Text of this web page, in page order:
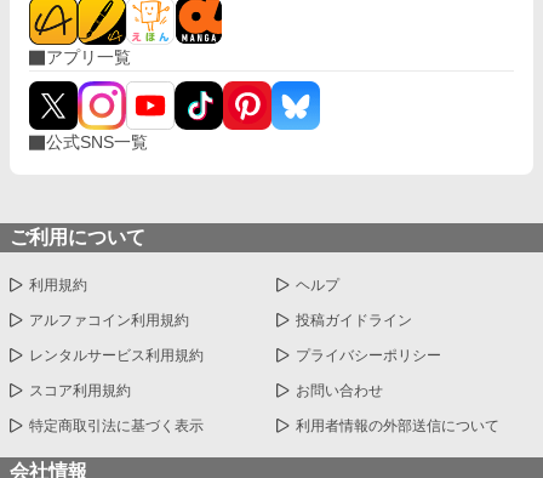
アプリ一覧
公式SNS一覧
ご利用について
利用規約 ヘルプ
アルファコイン利用規約 投稿ガイドライン
レンタルサービス利用規約 プライバシーポリシー
スコア利用規約 お問い合わせ
特定商取引法に基づく表示 利用者情報の外部送信について
会社情報